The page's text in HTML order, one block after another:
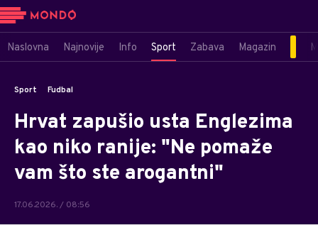
Naslovna Najnovije Info Sport Zabava Magazin
Sport Fudbal
Hrvat zapušio usta Englezima
kao niko ranije: "Ne pomaže
vam što ste arogantni"
17.06.2026. / 08:56